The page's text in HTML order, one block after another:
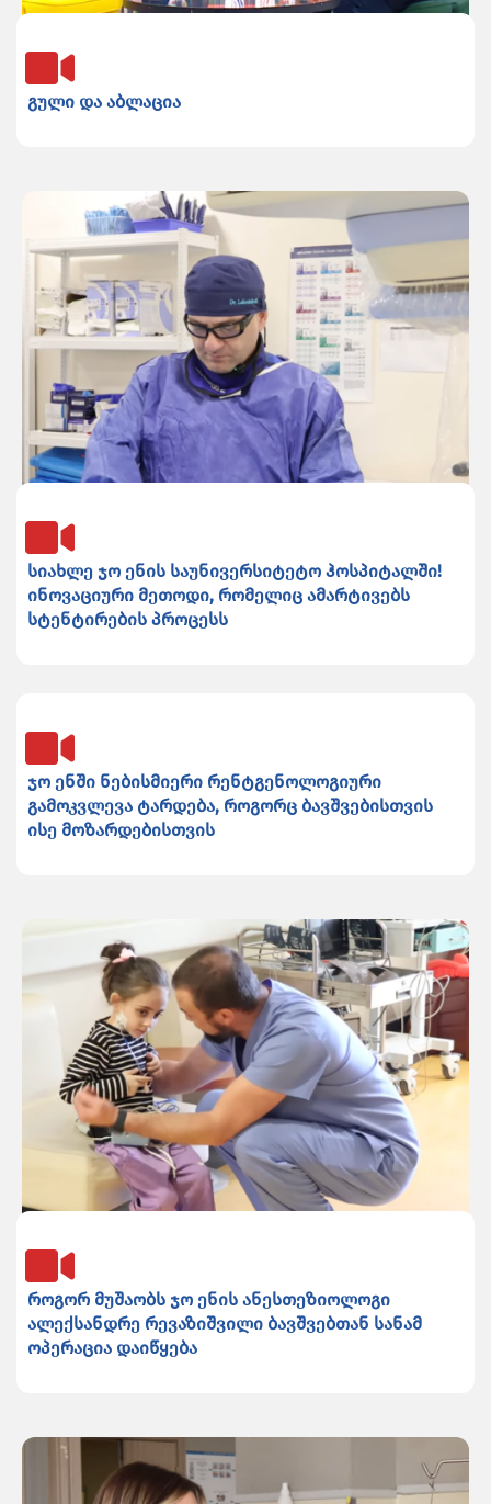
გული და აბლაცია
სიახლე ჯო ენის საუნივერსიტეტო ჰოსპიტალში!
ინოვაციური მეთოდი, რომელიც ამარტივებს
სტენტირების პროცესს
ჯო ენში ნებისმიერი რენტგენოლოგიური
გამოკვლევა ტარდება, როგორც ბავშვებისთვის
ისე მოზარდებისთვის
როგორ მუშაობს ჯო ენის ანესთეზიოლოგი
ალექსანდრე რევაზიშვილი ბავშვებთან სანამ
ოპერაცია დაიწყება